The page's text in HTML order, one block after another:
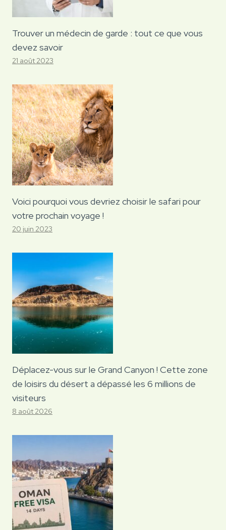
Trouver un médecin de garde : tout ce que vous
devez savoir
21 août 2023
Voici pourquoi vous devriez choisir le safari pour
votre prochain voyage !
20 juin 2023
Déplacez-vous sur le Grand Canyon ! Cette zone
de loisirs du désert a dépassé les 6 millions de
visiteurs
8 août 2026